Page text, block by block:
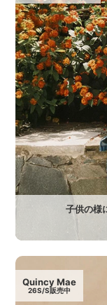
子供の様
Quincy Mae
26S/S販売中